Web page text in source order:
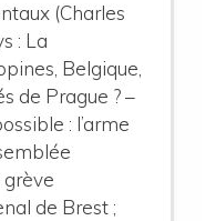
(Charles
: La
Belgique,
de Prague ? –
: l’arme
grève
de Brest ;